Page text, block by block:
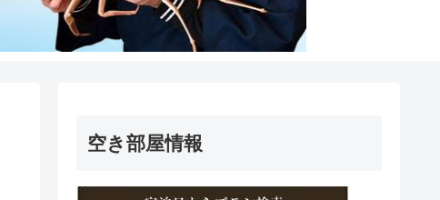
空き部屋情報